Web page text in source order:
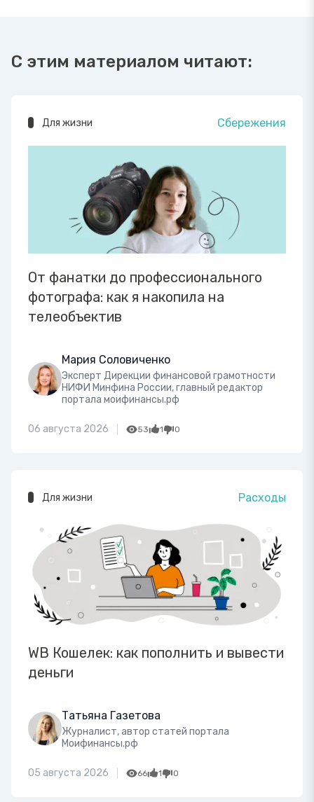
С этим материалом читают:
Для жизни Сбережения
От фанатки до профессионального
фотографа: как я накопила на
телеобъектив
Мария Соловиченко
Эксперт Дирекции финансовой грамотности
НИФИ Минфина России, главный редактор
портала моифинансы.рф
06 августа 2026 53 1 0
Для жизни Расходы
WB Кошелек: как пополнить и вывести
деньги
Татьяна Газетова
Журналист, автор статей портала
Моифинансы.рф
05 августа 2026 66 1 0